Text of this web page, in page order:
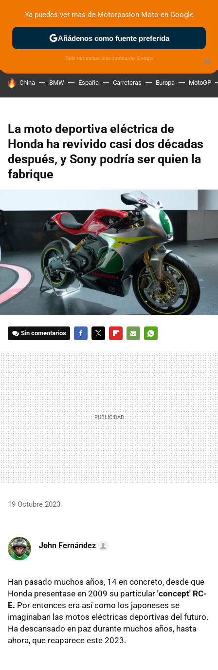
ZONA DE PRUEBAS DEPORTIVAS MOTOS ELÉCTRICAS
HOY SE HABLA DE
China BMW España Carreteras Europa MotoGP
La moto deportiva eléctrica de
Honda ha revivido casi dos décadas
después, y Sony podría ser quien la
fabrique
Sin comentarios
MAIL
19 Octubre 2023
John Fernández
Han pasado muchos años, 14 en concreto, desde que
Honda presentase en 2009 su particular 'concept' RC-
E. Por entonces era así como los japoneses se
imaginaban las motos eléctricas deportivas del futuro.
Ha descansado en paz durante muchos años, hasta
ahora, que reaparece este 2023.
×
Ya puedes ver más de Motorpasion Moto en Google
Añádenos como fuente preferida
Solo necesitas una cuenta de Google